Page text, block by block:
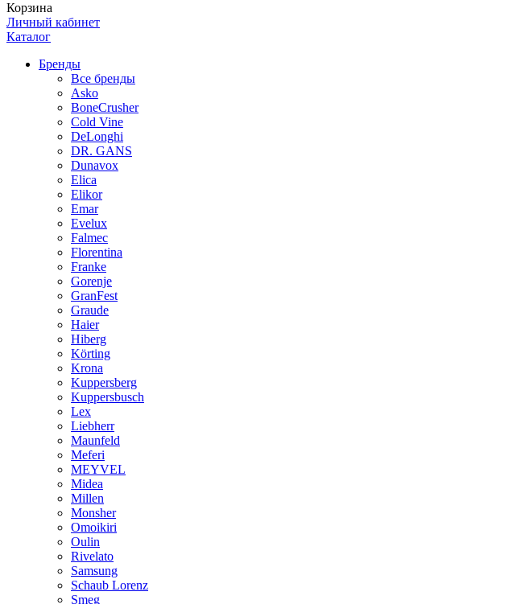
Корзина
Личный кабинет
Каталог
Бренды
Все бренды
Asko
BoneCrusher
Cold Vine
DeLonghi
DR. GANS
Dunavox
Elica
Elikor
Emar
Evelux
Falmec
Florentina
Franke
Gorenje
GranFest
Graude
Haier
Hiberg
Körting
Krona
Kuppersberg
Kuppersbusch
Lex
Liebherr
Maunfeld
Meferi
MEYVEL
Midea
Millen
Monsher
Omoikiri
Oulin
Rivelato
Samsung
Schaub Lorenz
Smeg